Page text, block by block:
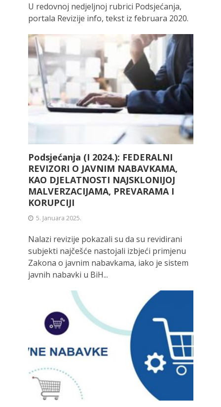
U redovnoj nedjeljnoj rubrici Podsjećanja,
portala Revizije info, tekst iz februara 2020.
Podsjećanja (I 2024.): FEDERALNI
REVIZORI O JAVNIM NABAVKAMA,
KAO DJELATNOSTI NAJSKLONIJOJ
MALVERZACIJAMA, PREVARAMA I
KORUPCIJI
5. Januara 2025.
Nalazi revizije pokazali su da su revidirani
subjekti najčešće nastojali izbjeći primjenu
Zakona o javnim nabavkama, iako je sistem
javnih nabavki u BiH...